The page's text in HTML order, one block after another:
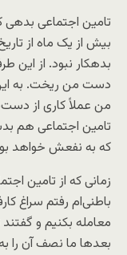
تامین اجتماعی بدهی
بیش از یک ماه از
بدهکار نبود. از این
دست من ریخت. به این
من عملاً کاری از
تامین اجتماعی هم
که به نفعش خواهد
زمانی که از تامین
باطنی‌ام رفتم سراغ
معامله بکنیم و
بعدها ما نصف آن را